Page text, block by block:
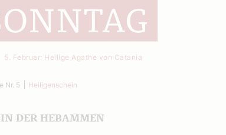
5. Februar: Heilige Agathe von Catania
DER HEBAMMEN
Nr. 5 Heiligenschein